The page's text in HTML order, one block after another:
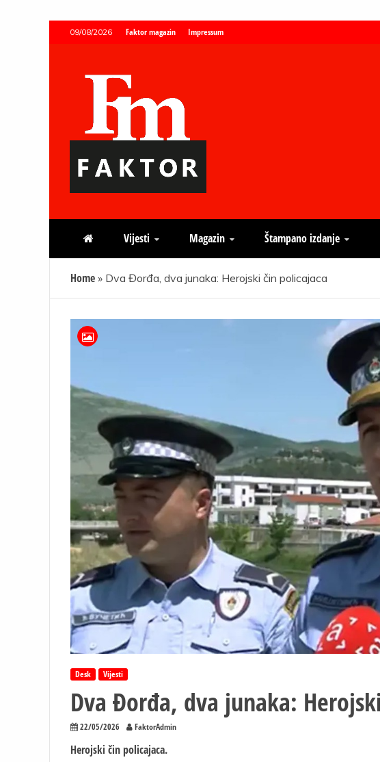
09/08/2026 Faktor magazin Impressum
Faktor magazin
Vijesti Magazin Štampano izdanje
Home » Dva Đorđa, dva junaka: Herojski čin policajaca
Desk Vijesti
Dva Đorđa, dva junaka:
22/05/2026 FaktorAdmin
Herojski čin policajaca.